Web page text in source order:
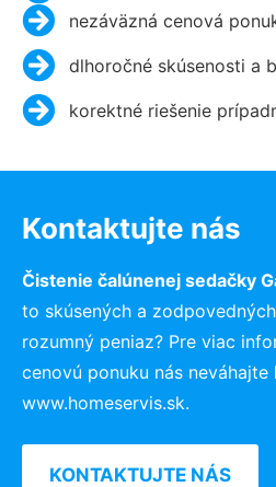
nezáväzná cenová
dlhoročné skúsenosti a
korektné riešenie
Kontaktujte nás
Čistenie čalúnenej sedačky
to skúsených a
rozumný peniaz? Pre viac
cenovú ponuku nás
www.homeservis.sk.
KONTAKTUJTE NÁS